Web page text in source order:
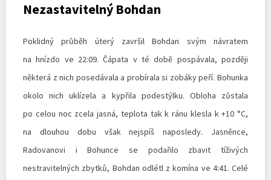
Nezastavitelný Bohdan
Poklidný průběh úterý završil Bohdan svým návratem
na hnízdo ve 22:09. Čápata v té době pospávala, později
některá z nich posedávala a probírala si zobáky peří. Bohunka
okolo nich uklízela a kypřila podestýlku. Obloha zůstala
po celou noc zcela jasná, teplota tak k ránu klesla k +10 °C,
na dlouhou dobu však nejspíš naposledy. Jasněnce,
Radovanovi i Bohunce se podařilo zbavit tíživých
nestravitelných zbytků, Bohdan odlétl z komína ve 4:41. Celé